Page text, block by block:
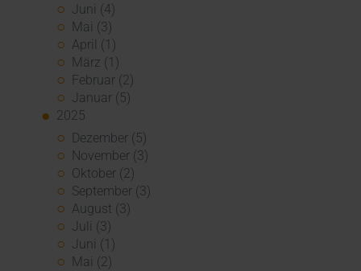
Juni (4)
Mai (3)
April (1)
März (1)
Februar (2)
Januar (5)
2025
Dezember (5)
November (3)
Oktober (2)
September (3)
August (3)
Juli (3)
Juni (1)
Mai (2)